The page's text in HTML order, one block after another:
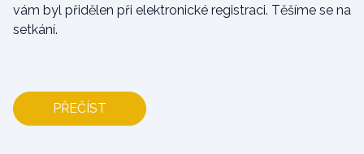
vám byl přidělen při elektronické registraci. Těšíme se na
setkání.
PŘEČÍST